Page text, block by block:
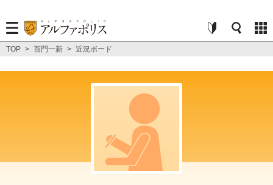
TOP > 百門一新 > 近況ボード